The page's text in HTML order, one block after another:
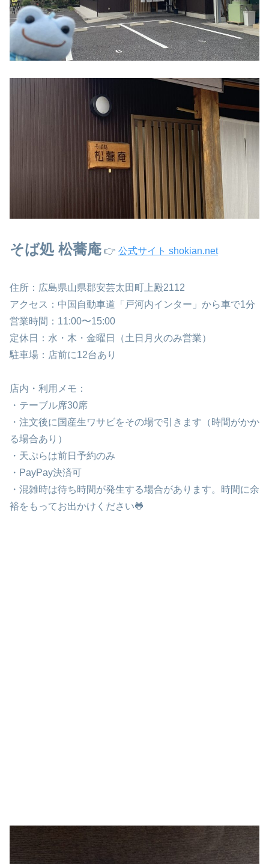
そば処 松蕎庵 👉 公式サイト shokian.net
住所：広島県山県郡安芸太田町上殿2112
アクセス：中国自動車道「戸河内インター」から車で1分
営業時間：11:00〜15:00
定休日：水・木・金曜日（土日月火のみ営業）
駐車場：店前に12台あり
店内・利用メモ：
・テーブル席30席
・注文後に国産生ワサビをその場で引きます（時間がかか
る場合あり）
・天ぷらは前日予約のみ
・PayPay決済可
・混雑時は待ち時間が発生する場合があります。時間に余
裕をもってお出かけください🐸